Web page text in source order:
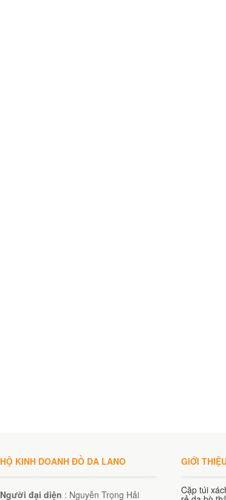
HỘ KINH DOANH ĐỒ DA LANO
Người đại diện : Nguyễn Trọng Hải
GIỚI
Cặp túi